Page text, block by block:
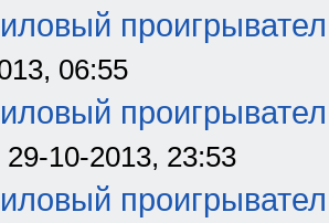
06:55
29-10-2013, 23:53